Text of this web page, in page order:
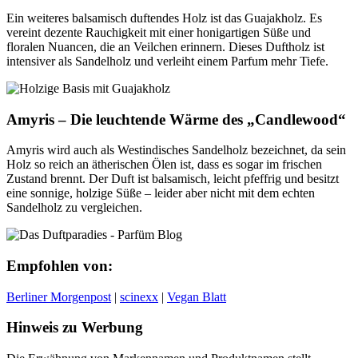
Ein weiteres balsamisch duftendes Holz ist das Guajakholz. Es
vereint dezente Rauchigkeit mit einer honigartigen Süße und
floralen Nuancen, die an Veilchen erinnern. Dieses Duftholz ist
intensiver als Sandelholz und verleiht einem Parfum mehr Tiefe.
Amyris – Die leuchtende Wärme des „Candlewood“
Amyris wird auch als Westindisches Sandelholz bezeichnet, da sein
Holz so reich an ätherischen Ölen ist, dass es sogar im frischen
Zustand brennt. Der Duft ist balsamisch, leicht pfeffrig und besitzt
eine sonnige, holzige Süße – leider aber nicht mit dem echten
Sandelholz zu vergleichen.
Empfohlen von:
Berliner Morgenpost | scinexx | Vegan Blatt
Hinweis zu Werbung